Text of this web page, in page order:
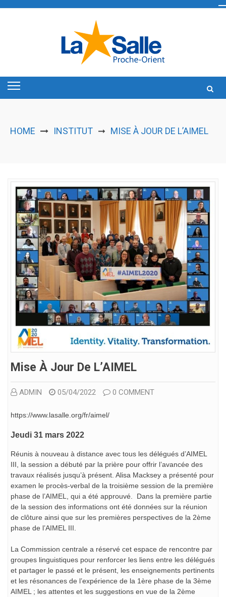
HOME INSTITUT ➞ MISE À JOUR DE L’AIMEL
Mise À Jour De L’AIMEL
ADMIN 05/04/2022 0 COMMENT
https://www.lasalle.org/fr/aimel/
Jeudi 31 mars 2022
Réunis à nouveau à distance avec tous les délégués d’AIMEL
III, la session a débuté par la prière pour offrir l’avancée des
travaux réalisés jusqu’à présent. Alisa Macksey a présenté pour
examen le procès-verbal de la troisième session de la première
phase de l’AIMEL, qui a été approuvé. Dans la première partie
de la session des informations ont été données sur la réunion
de clôture ainsi que sur les premières perspectives de la 2ème
phase de l’AIMEL III.
La Commission centrale a réservé cet espace de rencontre par
groupes linguistiques pour renforcer les liens entre les délégués
et partager le passé et le présent, les enseignements pertinents
et les résonances de l’expérience de la 1ère phase de la 3ème
AIMEL ; les attentes et les suggestions en vue de la 2ème